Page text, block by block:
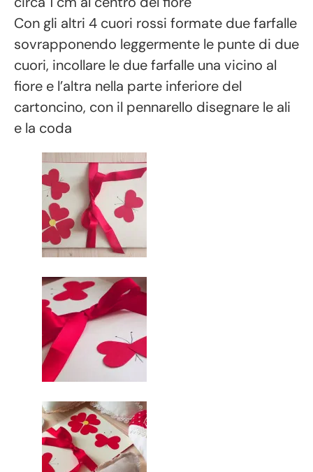
Con gli altri 4 cuori rossi formate due farfalle
sovrapponendo leggermente le punte di due
cuori, incollare le due farfalle una vicino al
fiore e l’altra nella parte inferiore del
cartoncino, con il pennarello disegnare le ali
e la coda